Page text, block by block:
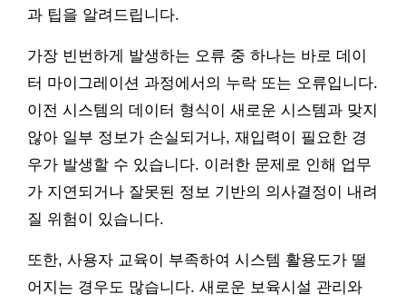
과 팁을 알려드립니다.
가장 빈번하게 발생하는 오류 중 하나는 바로 데이
터 마이그레이션 과정에서의 누락 또는 오류입니다.
이전 시스템의 데이터 형식이 새로운 시스템과 맞지
않아 일부 정보가 손실되거나, 재입력이 필요한 경
우가 발생할 수 있습니다. 이러한 문제로 인해 업무
가 지연되거나 잘못된 정보 기반의 의사결정이 내려
질 위험이 있습니다.
또한, 사용자 교육이 부족하여 시스템 활용도가 떨
어지는 경우도 많습니다. 새로운 보육시설 관리와